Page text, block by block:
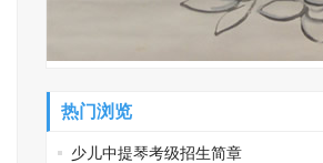
热门浏览
少儿中提琴考级招生简章